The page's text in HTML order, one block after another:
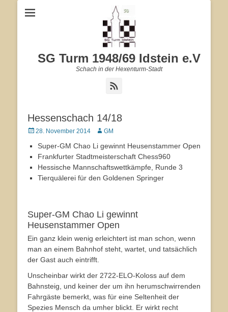
SG Turm 1948/69 Idstein e.V
Schach in der Hexenturm-Stadt
Hessenschach 14/18
Veröffentlicht
28. November 2014 Autor
GM
Super-GM Chao Li gewinnt Heusenstammer Open
Frankfurter Stadtmeisterschaft Chess960
Hessische Mannschaftswettkämpfe, Runde 3
Tierquälerei für den Goldenen Springer
Super-GM Chao Li gewinnt
Heusenstammer Open
Ein ganz klein wenig erleichtert ist man schon, wenn
man an einem Bahnhof steht, wartet, und tatsächlich
der Gast auch eintrifft.
Unscheinbar wirkt der 2722-ELO-Koloss auf dem
Bahnsteig, und keiner der um ihn herumschwirrenden
Fahrgäste bemerkt, was für eine Seltenheit der
Spezies Mensch da umher blickt. Er wirkt recht